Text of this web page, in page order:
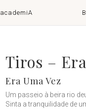
academiA
Tiros –
Era Uma Vez
Um passeio à beira rio
Sinta a tranquilidade de